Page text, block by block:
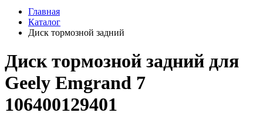
Главная
Каталог
Диск тормозной задний
Диск тормозной задний для
Geely Emgrand 7
106400129401